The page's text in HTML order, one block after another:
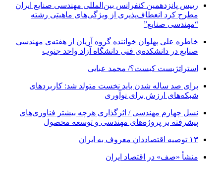
رییس پانزدهمین کنفرانس بین‌المللی مهندسی صنایع ایران
مطرح کرد انعطاف‌پذیری از ویژگی‌های ماهیتی رشته
“مهندسی صنایع”
خاطره علی پهلوان خواننده گروه آریان از هفته‌ی مهندسی
صنایع در دانشکده‌ی فنی دانشگاه آزاد واحد جنوب
استراتژیست کیست؟‬/ محمد عبایی
برای صد ساله شدن باید نخست متولد شد: کاربردهای
شبکه‌های ارزش برای نوآوری
نسل چهارم مهندسی / اثرگذاری هرچه بیشتر فناوری‌های
پیشرفته بر پروژه‌های مهندسی و توسعه محصول
۱۳ توصیه اقتصاددان معروف به ایران
منشأ «صف» در اقتصاد ایران